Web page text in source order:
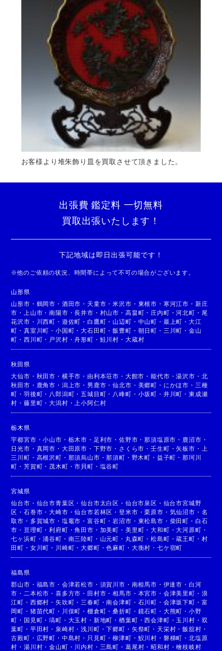
お客様より堆朱飾り皿を買取させて頂きました。
出張費 鑑定料 一切無料
買取出張いたします！
下記地域は即日出張可能です！
※他のご依頼の状況、時間帯によって不可の場合がございます。
山形県
山形市 ・ 鶴岡市 ・ 酒田市 ・ 天童市 ・米沢市 ・ 東根市 ・ 寒河江市 ・ 新庄
市 ・ 上山市 ・南陽市 ・長井市 ・ 村山市 ・ 高畠町 ・ 庄内町 ・河北町 ・ 尾
花沢市 ・ 川西町 ・ 遊佐町 ・ 白鷹町 ・ 山辺町 ・ 中山町 ・ 最上町 ・ 大江
町 ・真室川町 ・小国町 ・大石田町 ・飯豊町 ・ 朝日町 ・ 三川町 ・ 金山
町 ・西川町 ・ 戸沢村 ・舟形町 ・ 鮭川村 ・ 大蔵村
秋田県
大仙市 ・ 秋田市 ・ 横手市 ・ 由利本荘市 ・ 大館市 ・能代市 ・湯沢市 ・ 北
秋田市 ・ 鹿角市 ・ 潟上市 ・ 男鹿市 ・仙北市 ・ 美郷町 ・ にかほ市 ・ 三種
町 ・羽後町 ・ 八郎潟町 ・五城目町 ・ 八峰町 ・ 小坂町 ・ 井川町 ・ 東成瀬
村 ・藤里町 ・大潟村 ・ 上小阿仁村
栃木県
宇都宮市 ・小山市 ・ 栃木市 ・ 足利市 ・佐野市 ・那須塩原市 ・ 鹿沼市 ・
日光市 ・ 真岡市 ・ 大田原市 ・ 下野市 ・ さくら市 ・壬生町 ・矢板市 ・
上
三川町 ・ 高根沢町 ・ 那須烏山市 ・那須町 ・ 野木町 ・ 益子町 ・那珂川
町 ・芳賀町 ・ 茂木町 ・市貝町 ・ 塩谷町
宮城県
仙台市 ・ 仙台市青葉区 ・仙台市太白区 ・ 仙台市泉区 ・ 仙台市宮城野
区 ・石巻市 ・大崎市 ・仙台市若林区 ・登米市 ・栗原市 ・ 気仙沼市 ・ 名
取市 ・ 多賀城市 ・ 塩竈市 ・富谷町 ・岩沼市 ・ 東松島市 ・ 柴田町 ・ 白石
市 ・ 亘理町 ・利府町 ・角田市 ・ 加美町 ・ 美里町 ・大和町 ・大河原町 ・
七ヶ浜町 ・涌谷町 ・ 南三陸町 ・ 山元町 ・ 丸森町 ・松島町 ・蔵王町 ・ 村
田町 ・ 女川町 ・ 川崎町 ・大郷町 ・色麻町 ・ 大衡村 ・ 七ケ宿町
福島県
郡山市 ・ 福島市 ・ 会津若松市 ・ 須賀川市 ・ 南相馬市 ・ 伊達市 ・ 白河
市 ・ 二本松市 ・喜多方市 ・ 田村市 ・相馬市 ・ 本宮市 ・ 会津美里町 ・ 浪
江町 ・ 西郷村 ・矢吹町 ・ 三春町 ・南会津町 ・ 石川町 ・ 会津坂下町 ・ 富
岡町 ・ 猪苗代町 ・ 川俣町 ・棚倉町 ・桑折町 ・ 鏡石町 ・ 大熊町 ・ 小野
町 ・ 国見町 ・塙町 ・ 大玉村 ・ 新地町 ・楢葉町 ・西会津町 ・ 玉川村 ・ 双
葉町 ・ 平田村 ・ 泉崎村 ・浅川町 ・下郷町 ・ 矢祭町 ・ 天栄村 ・飯舘村 ・
古殿町 ・ 広野町 ・ 中島村 ・ 只見町 ・柳津町 ・ 鮫川村 ・ 磐梯町 ・ 北塩原
村 ・湯川村 ・金山町 ・ 川内村 ・ 三島町 ・ 葛尾村 ・昭和村 ・檜枝岐村